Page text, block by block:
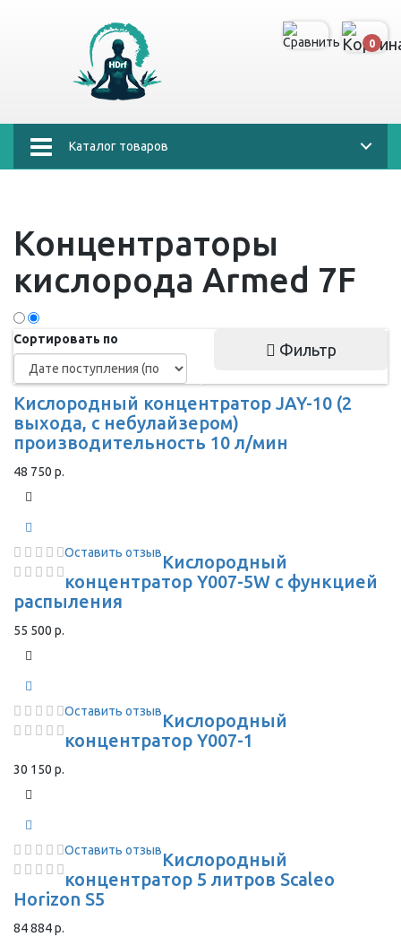
0
Каталог товаров
Концентраторы
кислорода Armed 7F
Сортировать по
Фильтр
Кислородный концентратор JAY-10 (2
выхода, с небулайзером)
производительность 10 л/мин
48 750 р.
Оставить отзывКислородный
концентратор Y007-5W с функцией
распыления
55 500 р.
Оставить отзывКислородный
концентратор Y007-1
30 150 р.
Оставить отзывКислородный
концентратор 5 литров Scaleo
Horizon S5
84 884 р.